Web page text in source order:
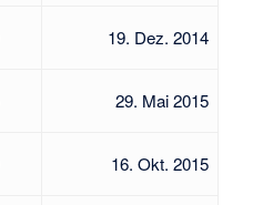
19. Dez. 2014
29. Mai 2015
16. Okt. 2015